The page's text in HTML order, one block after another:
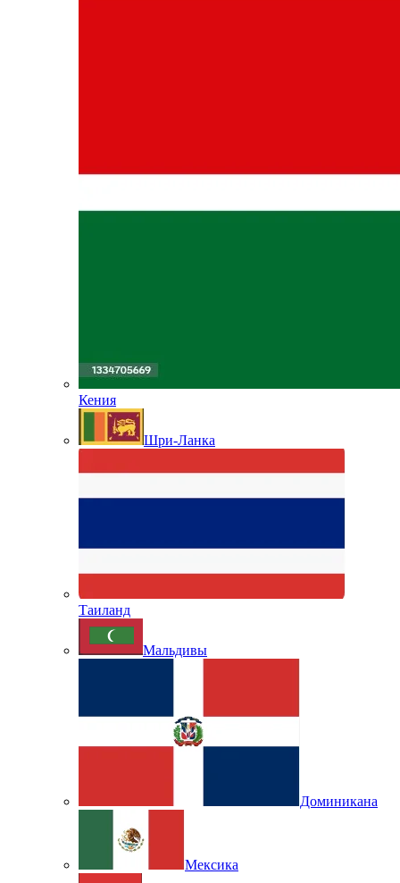
Кения
Шри-Ланка
Таиланд
Мальдивы
Доминикана
Мексика